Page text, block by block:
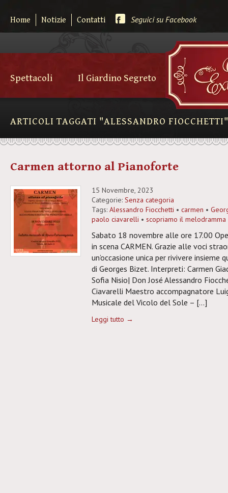
Home Notizie Contatti Seguici su Facebook
Spettacoli Il Giardino Segreto
ARTICOLI TAGGATI "ALESSANDRO FIOCCHETTI"
Carmen attorno al Pianoforte
15 Novembre, 2023
Categorie: Senza categoria
Tags: Alessandro Fiocchetti • carmen •
paolo ciavarelli • scopriamo il melodramma
Sabato 18 novembre alle ore 17.00
in scena CARMEN. Grazie alle voci
un’occasione unica per rivivere insieme
di Georges Bizet. Interpreti: Carmen
Sofia Nisio| Don José Alessandro
Ciavarelli Maestro accompagnatore
Musicale del Vicolo del Sole – […]
Leggi tutto →